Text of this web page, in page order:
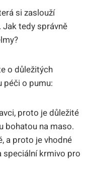
si zaslouží
Jak tedy správně
o důležitých
péči o pumu:
proto je důležité
bohatou na maso.
a proto je vhodné
speciální krmivo pro